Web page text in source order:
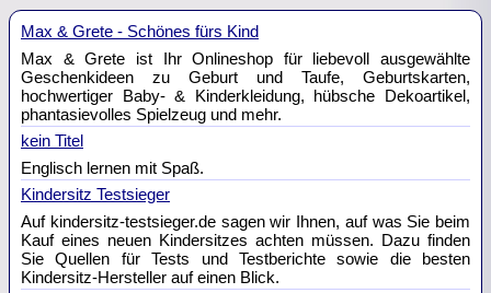
Max & Grete - Schönes fürs Kind
Max & Grete ist Ihr Onlineshop für liebevoll ausgewählte
Geschenkideen zu Geburt und Taufe, Geburtskarten,
hochwertiger Baby- & Kinderkleidung, hübsche Dekoartikel,
phantasievolles Spielzeug und mehr.
kein Titel
Englisch lernen mit Spaß.
Kindersitz Testsieger
Auf kindersitz-testsieger.de sagen wir Ihnen, auf was Sie beim
Kauf eines neuen Kindersitzes achten müssen. Dazu finden
Sie Quellen für Tests und Testberichte sowie die besten
Kindersitz-Hersteller auf einen Blick.